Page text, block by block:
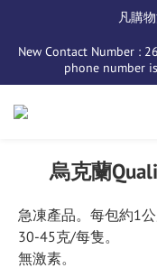
凡購
New Contact Number :
phone number
烏克蘭
急凍產品。每包約1公
30-45克/每隻。
無激素。